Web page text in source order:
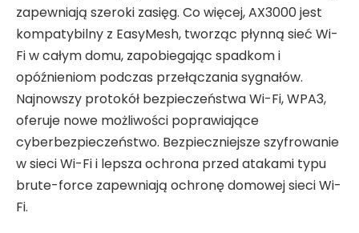
zapewniają szeroki zasięg. Co więcej, AX3000 jest
kompatybilny z EasyMesh, tworząc płynną sieć Wi-
Fi w całym domu, zapobiegając spadkom i
opóźnieniom podczas przełączania sygnałów.
Najnowszy protokół bezpieczeństwa Wi-Fi, WPA3,
oferuje nowe możliwości poprawiające
cyberbezpieczeństwo. Bezpieczniejsze szyfrowanie
w sieci Wi-Fi i lepsza ochrona przed atakami typu
brute-force zapewniają ochronę domowej sieci Wi-
Fi.